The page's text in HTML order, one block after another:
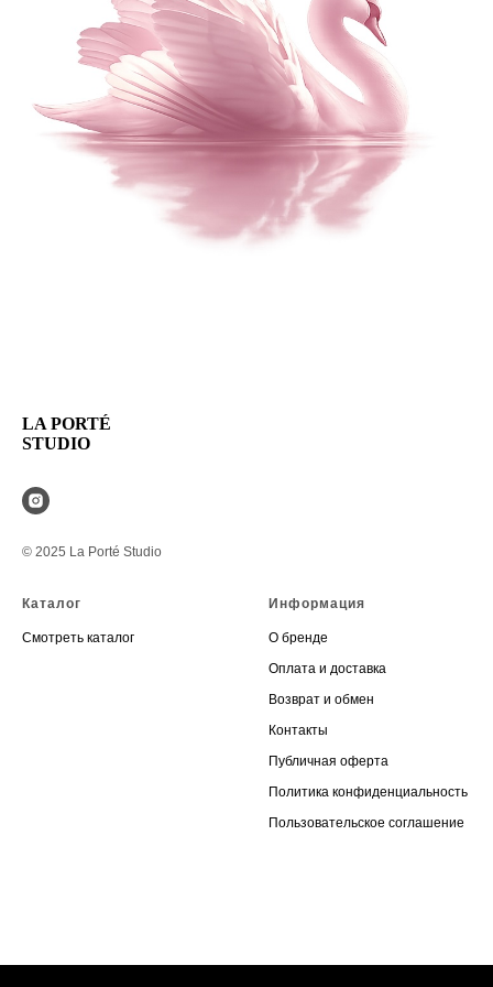
LA PORTÉ
STUDIO
© 2025 La Porté Studio
Каталог
Смотреть каталог
Информация
О бренде
Оплата и доставка
Возврат и обмен
Контакты
Публичная оферта
Политика конфиденциальность
Пользовательское соглашение